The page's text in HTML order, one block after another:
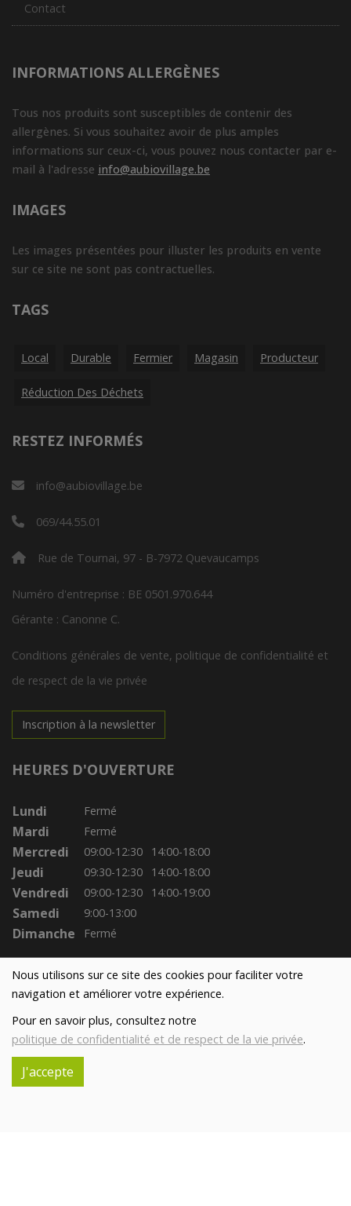
Nous utilisons sur ce site des cookies pour faciliter votre
navigation et améliorer votre expérience.
Pour en savoir plus, consultez notre
politique de confidentialité et de respect de la vie privée.
J'accepte
Contact
INFORMATIONS ALLERGÈNES
Tous nos produits sont susceptibles de contenir des
allergènes. Si vous souhaitez avoir de plus amples
informations sur ceux-ci, vous pouvez nous contacter par e-
mail à l'adresse info@aubiovillage.be
IMAGES
Les images présentées pour illuster les produits en vente
sur ce site ne sont pas contractuelles.
TAGS
Local Durable Fermier Magasin Producteur
Réduction Des Déchets
RESTEZ INFORMÉS
info@aubiovillage.be
069/44.55.01
Rue de Tournai, 97 - B-7972 Quevaucamps
Numéro d'entreprise : BE 0501.970.644
Gérante : Canonne C.
Conditions générales de vente, politique de confidentialité et
de respect de la vie privée
Inscription à la newsletter
HEURES D'OUVERTURE
Lundi Fermé
Mardi Fermé
Mercredi 09:00-12:30 14:00-18:00
Jeudi 09:30-12:30 14:00-18:00
Vendredi 09:00-12:30 14:00-19:00
Samedi 9:00-13:00
Dimanche Fermé